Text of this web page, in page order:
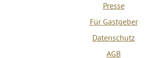
Presse
Für Gastgeber
Datenschutz
AGB